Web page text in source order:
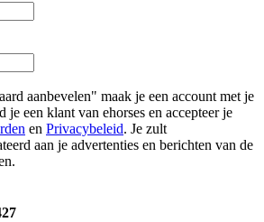
aanbevelen" maak je een account met je
je een klant van ehorses en accepteer je
en Privacybeleid. Je zult
aan je advertenties en berichten van de